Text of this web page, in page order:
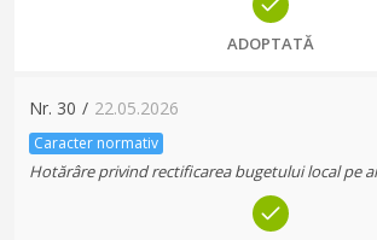
ADOPTATĂ
Nr. 30 / 22.05.2026
Caracter normativ
Hotărâre privind rectificarea bugetului local pe